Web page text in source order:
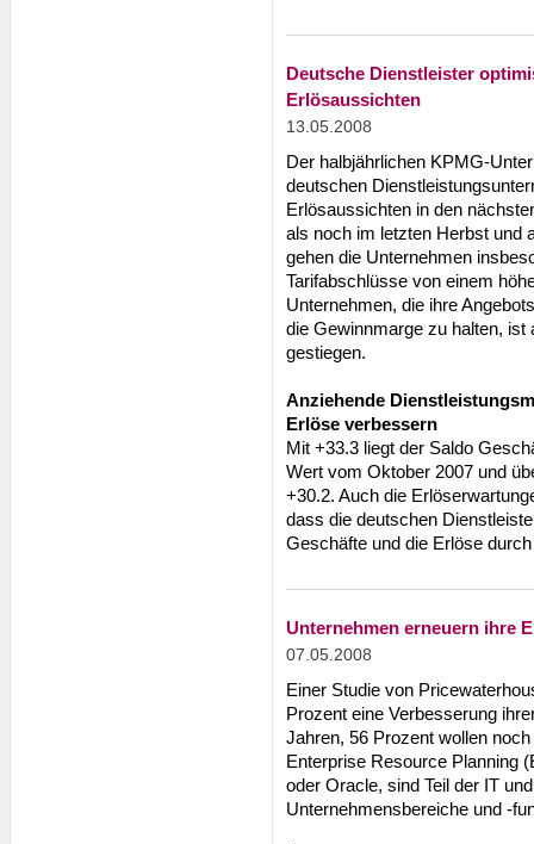
Deutsche Dienstleister
Erlösaussichten
13.05.2008
Der halbjährlichen KPMG-
deutschen
Erlösaussichten in den
als noch im letzten Herbst und
gehen die Unternehmen
Tarifabschlüsse von einem
Unternehmen, die ihre
die Gewinnmarge zu halten, ist
gestiegen.
Anziehende
Erlöse verbessern
Mit +33.3 liegt der Saldo
Wert vom Oktober 2007 und
+30.2. Auch die
dass die deutschen
Geschäfte und die Erlöse durch
Unternehmen erneuern ihre
07.05.2008
Einer Studie von
Prozent eine Verbesserung
Jahren, 56 Prozent wollen
Enterprise Resource Planning
oder Oracle, sind Teil der IT
Unternehmensbereiche und -